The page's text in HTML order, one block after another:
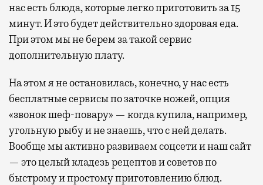
нас есть блюда, которые легко приготовить за 15
минут. И это будет действительно здоровая еда.
При этом мы не берем за такой сервис
дополнительную плату.
На этом я не остановилась, конечно, у нас есть
бесплатные сервисы по заточке ножей, опция
«звонок шеф-повару» — когда купила, например,
угольную рыбу и не знаешь, что с ней делать.
Вообще мы активно развиваем соцсети и наш сайт
— это целый кладезь рецептов и советов по
быстрому и простому приготовлению блюд.